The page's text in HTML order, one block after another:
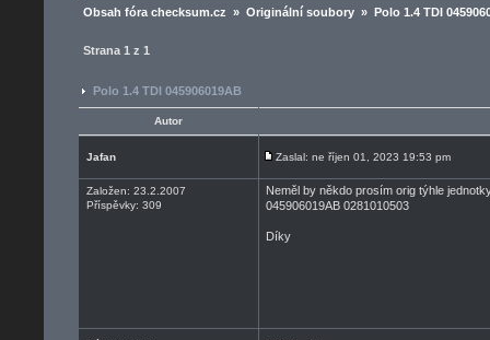
Obsah fóra checksum.cz » Originální soubory » Polo 1.4 TDI
Strana 1 z 1
Polo 1.4 TDI 045906019AB
Autor
Jafan Zaslal: ne říjen 01, 2023 19:53 pm
Založen: 23.2.2007
Příspěvky: 309
Neměl by někdo prosím orig týhle
045906019AB 0281010503
Díky